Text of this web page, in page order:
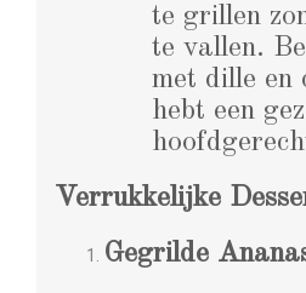
te grillen
te vallen.
met dille en
hebt een
Verrukkelijke
Gegrilde